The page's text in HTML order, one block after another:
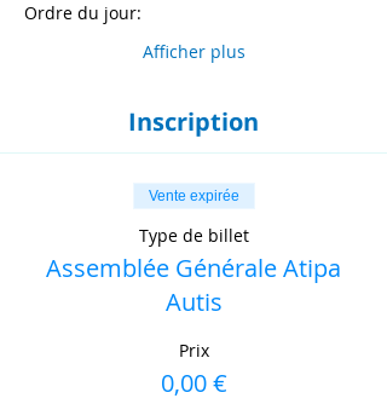
Ordre du jour:
Afficher plus
Inscription
Vente expirée
Type de billet
Assemblée Générale Atipa
Autis
Prix
0,00 €